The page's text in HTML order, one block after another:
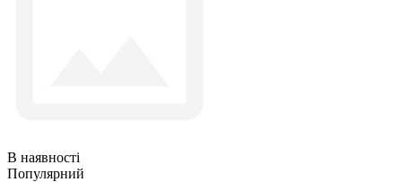
В наявності
Популярний